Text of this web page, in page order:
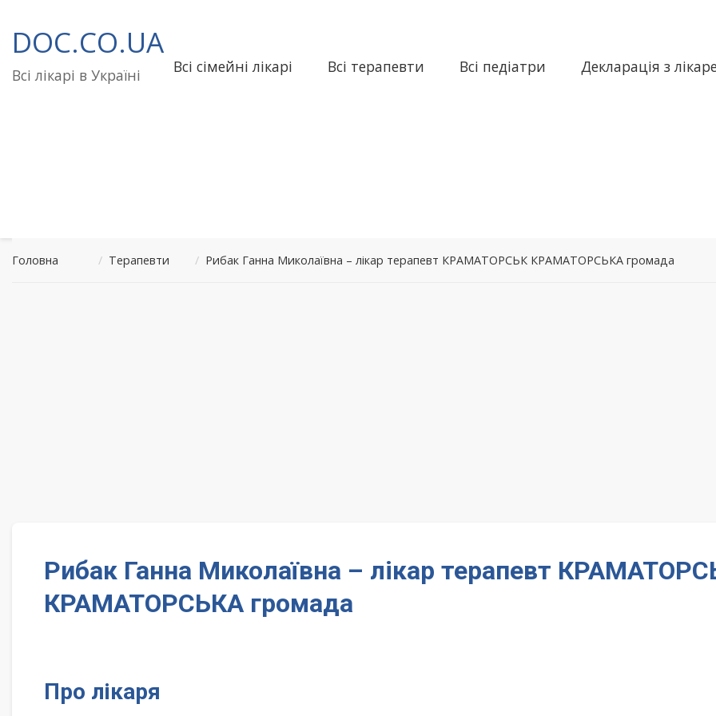
до
вмісту
DOC.CO.UA
Всі лікарі в Україні Всі сімейні лікарі Всі терапевти Всі педіатри Декларація з
Головна / Терапевти / Рибак Ганна Миколаївна – лікар терапевт КРАМАТОРСЬК КРАМАТОРСЬКА громада
Рибак Ганна Миколаївна – лікар терапевт
КРАМАТОРСЬКА громада
Про лікаря